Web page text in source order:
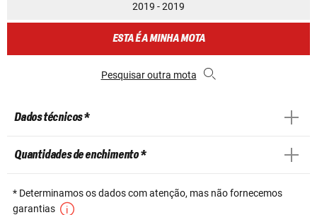
2019 - 2019
ESTA É A MINHA MOTA
Pesquisar outra mota
Dados técnicos *
Quantidades de enchimento *
* Determinamos os dados com atenção, mas não fornecemos
garantias